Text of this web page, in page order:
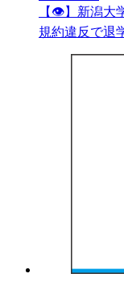
【👁】新潟大
規約違反で退